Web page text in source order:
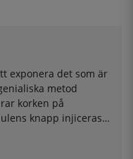
exponera det som är
metod
korken på
knapp injiceras
av argonet